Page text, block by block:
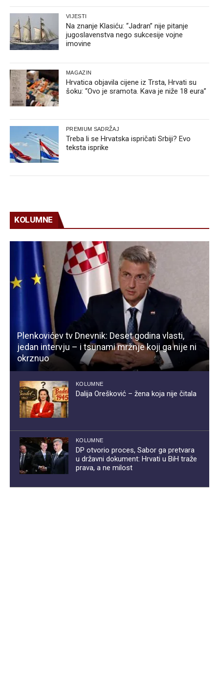
VIJESTI
Na znanje Klasiću: “Jadran” nije pitanje
jugoslavenstva nego sukcesije vojne
imovine
MAGAZIN
Hrvatica objavila cijene iz Trsta, Hrvati su
šoku: “Ovo je sramota. Kava je niže 18 eura”
PREMIUM SADRŽAJ
Treba li se Hrvatska ispričati Srbiji? Evo
teksta isprike
KOLUMNE
Plenkovićev tv Dnevnik: Deset godina vlasti,
jedan intervju – i tsunami mržnje koji ga nije ni
okrznuo
KOLUMNE
Dalija Orešković – žena koja nije čitala
KOLUMNE
DP otvorio proces, Sabor ga pretvara
u državni dokument: Hrvati u BiH traže
prava, a ne milost